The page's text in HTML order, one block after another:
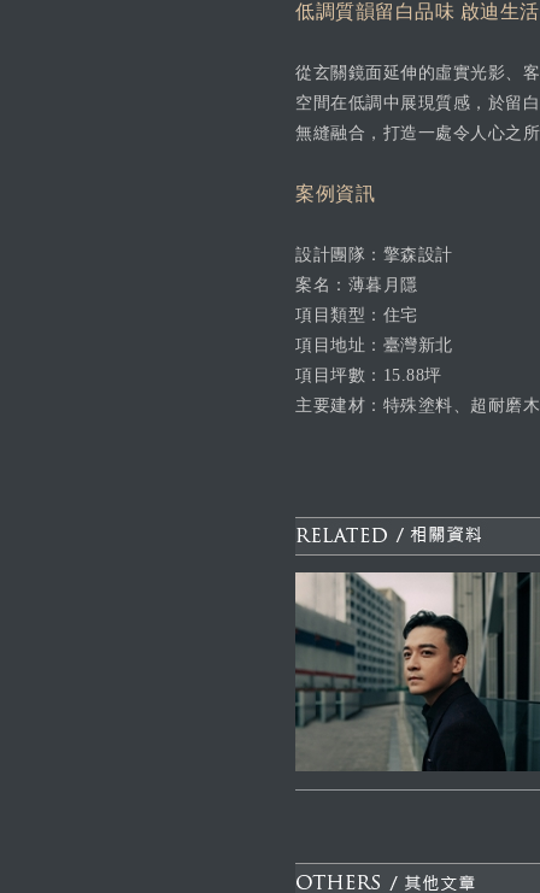
低調質韻留白品味 啟迪生
從玄關鏡面延伸的虛實光影、
空間在低調中展現質感，於留
無縫融合，打造一處令人心之
案例資訊
設計團隊：擎森設計
案名：薄暮月隱
項目類型：住宅
項目地址：臺灣新北
項目坪數：15.88坪
主要建材：特殊塗料、超耐磨